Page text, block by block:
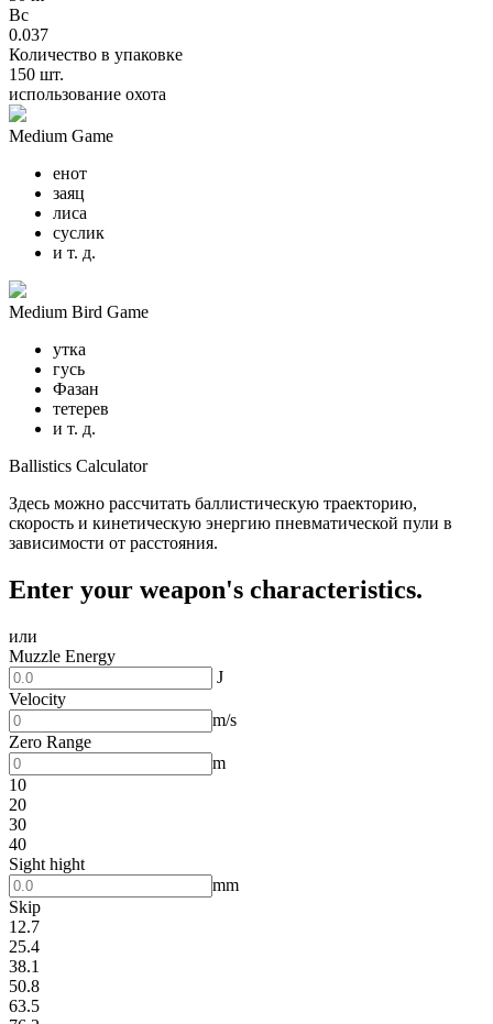
Bc
0.037
Количество в упаковке
150 шт.
использование охота
Medium Game
енот
заяц
лиса
суслик
и т. д.
Medium Bird Game
утка
гусь
Фазан
тетерев
и т. д.
Ballistics Calculator
Здесь можно рассчитать баллистическую траекторию,
скорость и кинетическую энергию пневматической пули в
зависимости от расстояния.
Enter your weapon's characteristics.
или
Muzzle Energy
J
Velocity
m/s
Zero Range
m
10
20
30
40
Sight hight
mm
Skip
12.7
25.4
38.1
50.8
63.5